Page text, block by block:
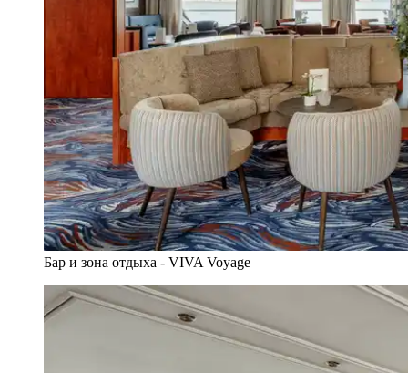
Бар и зона отдыха - VIVA Voyage